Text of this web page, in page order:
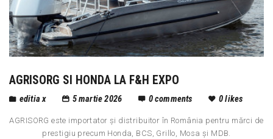
AGRISORG SI HONDA LA F&H EXPO
editia x 5 martie 2026 0comments 0likes
AGRISORG este importator și distribuitor în România pentru mărci de
prestigiu precum Honda, BCS, Grillo, Mosa și MDB.